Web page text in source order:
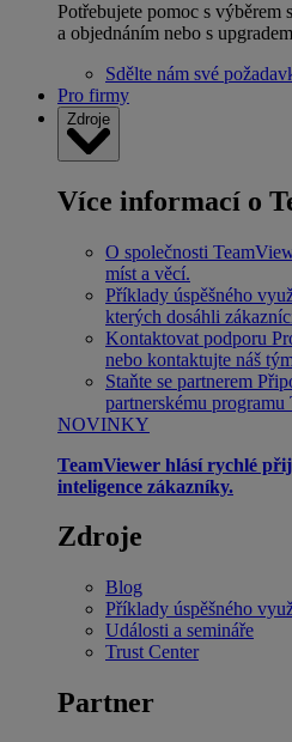
Potřebujete pomoc s výběrem
a objednáním nebo s
Sdělte nám své
Pro firmy
Zdroje
Více informací o
O společnosti
míst a věcí.
Příklady úspěšného
kterých dosáhli
Kontaktovat podporu
nebo kontaktujte náš
Staňte se partnerem
partnerskému programu
NOVINKY
TeamViewer hlásí rychlé
inteligence zákazníky.
Zdroje
Blog
Příklady úspěšného
Události a semináře
Trust Center
Partner